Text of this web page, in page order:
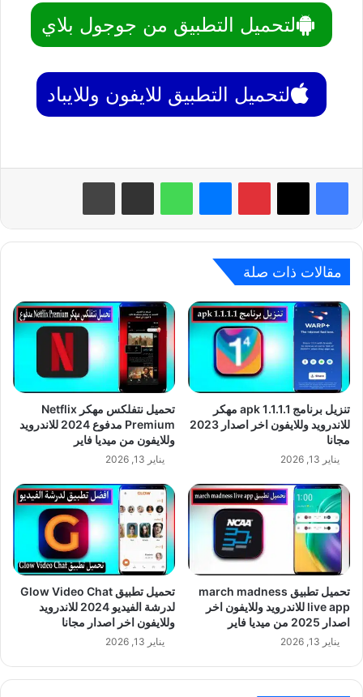
لتحميل التطبيق من جوجول بلاي
لتحميل التطبيق للايفون وللايباد
بينتيريست واتساب
مقالات ذات صلة
تنزيل برنامج 1.1.1.1 apk مهكر
للاندرويد وللايفون اخر اصدار 2023
مجانا
يناير 13, 2026
تحميل نتفلكس مهكر Netflix
Premium مدفوع 2024 للاندرويد
وللايفون من ميديا فاير
يناير 13, 2026
تحميل تطبيق march madness
live app للاندرويد وللايفون اخر
اصدار 2025 من ميديا فاير
يناير 13, 2026
تحميل تطبيق Glow Video Chat
لدرشة الفيديو 2024 للاندرويد
وللايفون اخر اصدار مجانا
يناير 13, 2026